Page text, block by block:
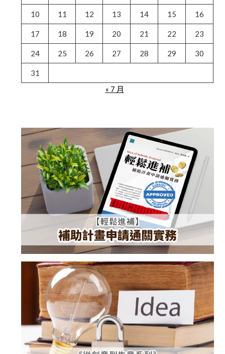
10 11 12 13 14 15 16
17 18 19 20 21 22 23
24 25 26 27 28 29 30
31
« 7 月